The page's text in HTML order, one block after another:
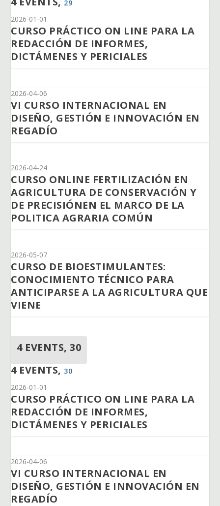
29
2026-01-01
CURSO PRÁCTICO ON LINE PARA LA
REDACCIÓN DE INFORMES,
DICTÁMENES Y PERICIALES
2026-04-06
VI CURSO INTERNACIONAL EN
DISEÑO, GESTIÓN E INNOVACIÓN EN
REGADÍO
2026-04-24
CURSO ONLINE FERTILIZACIÓN EN
AGRICULTURA DE CONSERVACIÓN Y
DE PRECISIÓNEN EL MARCO DE LA
POLITICA AGRARIA COMÚN
2026-05-07
CURSO DE BIOESTIMULANTES:
CONOCIMIENTO TÉCNICO PARA
ANTICIPARSE A LA AGRICULTURA QUE
VIENE
4 EVENTS,30
4 EVENTS, 30
2026-01-01
CURSO PRÁCTICO ON LINE PARA LA
REDACCIÓN DE INFORMES,
DICTÁMENES Y PERICIALES
2026-04-06
VI CURSO INTERNACIONAL EN
DISEÑO, GESTIÓN E INNOVACIÓN EN
REGADÍO